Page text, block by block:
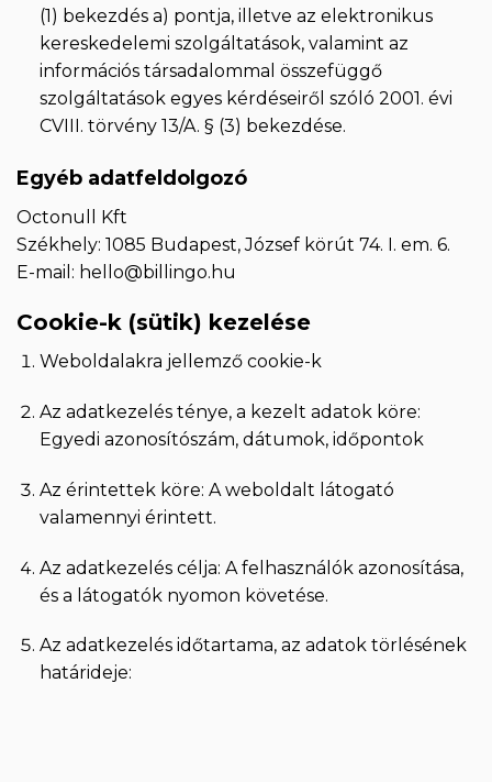
(1) bekezdés a) pontja, illetve az elektronikus
kereskedelemi szolgáltatások, valamint az
információs társadalommal összefüggő
szolgáltatások egyes kérdéseiről szóló 2001. évi
CVIII. törvény 13/A. § (3) bekezdése.
Egyéb adatfeldolgozó
Octonull Kft
Székhely: 1085 Budapest, József körút 74. I. em. 6.
E-mail: hello@billingo.hu
Cookie-k (sütik) kezelése
Weboldalakra jellemző cookie-k
Az adatkezelés ténye, a kezelt adatok köre:
Egyedi azonosítószám, dátumok, időpontok
Az érintettek köre: A weboldalt látogató
valamennyi érintett.
Az adatkezelés célja: A felhasználók azonosítása,
és a látogatók nyomon követése.
Az adatkezelés időtartama, az adatok törlésének
határideje: